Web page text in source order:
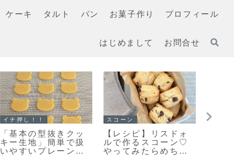
ケーキ タルト パン お菓子作り プロフィール
はじめまして お問合せ
マフィン
すぐに作れる♥食べら
れる♥濃厚ガトーショ
コラマフィン作りま
イチ押し！！
「栗のマフィン」ま
るで栗のバターケー
キ🌰しっとり美味し
マフィ